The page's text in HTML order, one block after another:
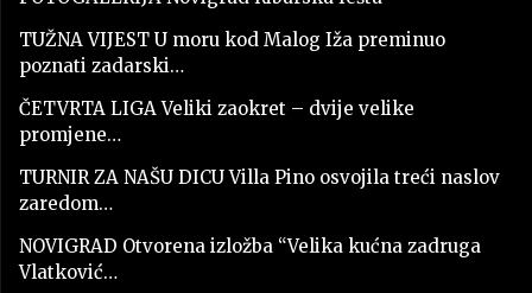
TUŽNA VIJEST U moru kod Malog Iža preminuo
poznati zadarski…
ČETVRTA LIGA Veliki zaokret – dvije velike
promjene…
TURNIR ZA NAŠU DICU Villa Pino osvojila treći naslov
zaredom…
NOVIGRAD Otvorena izložba “Velika kućna zadruga
Vlatković…